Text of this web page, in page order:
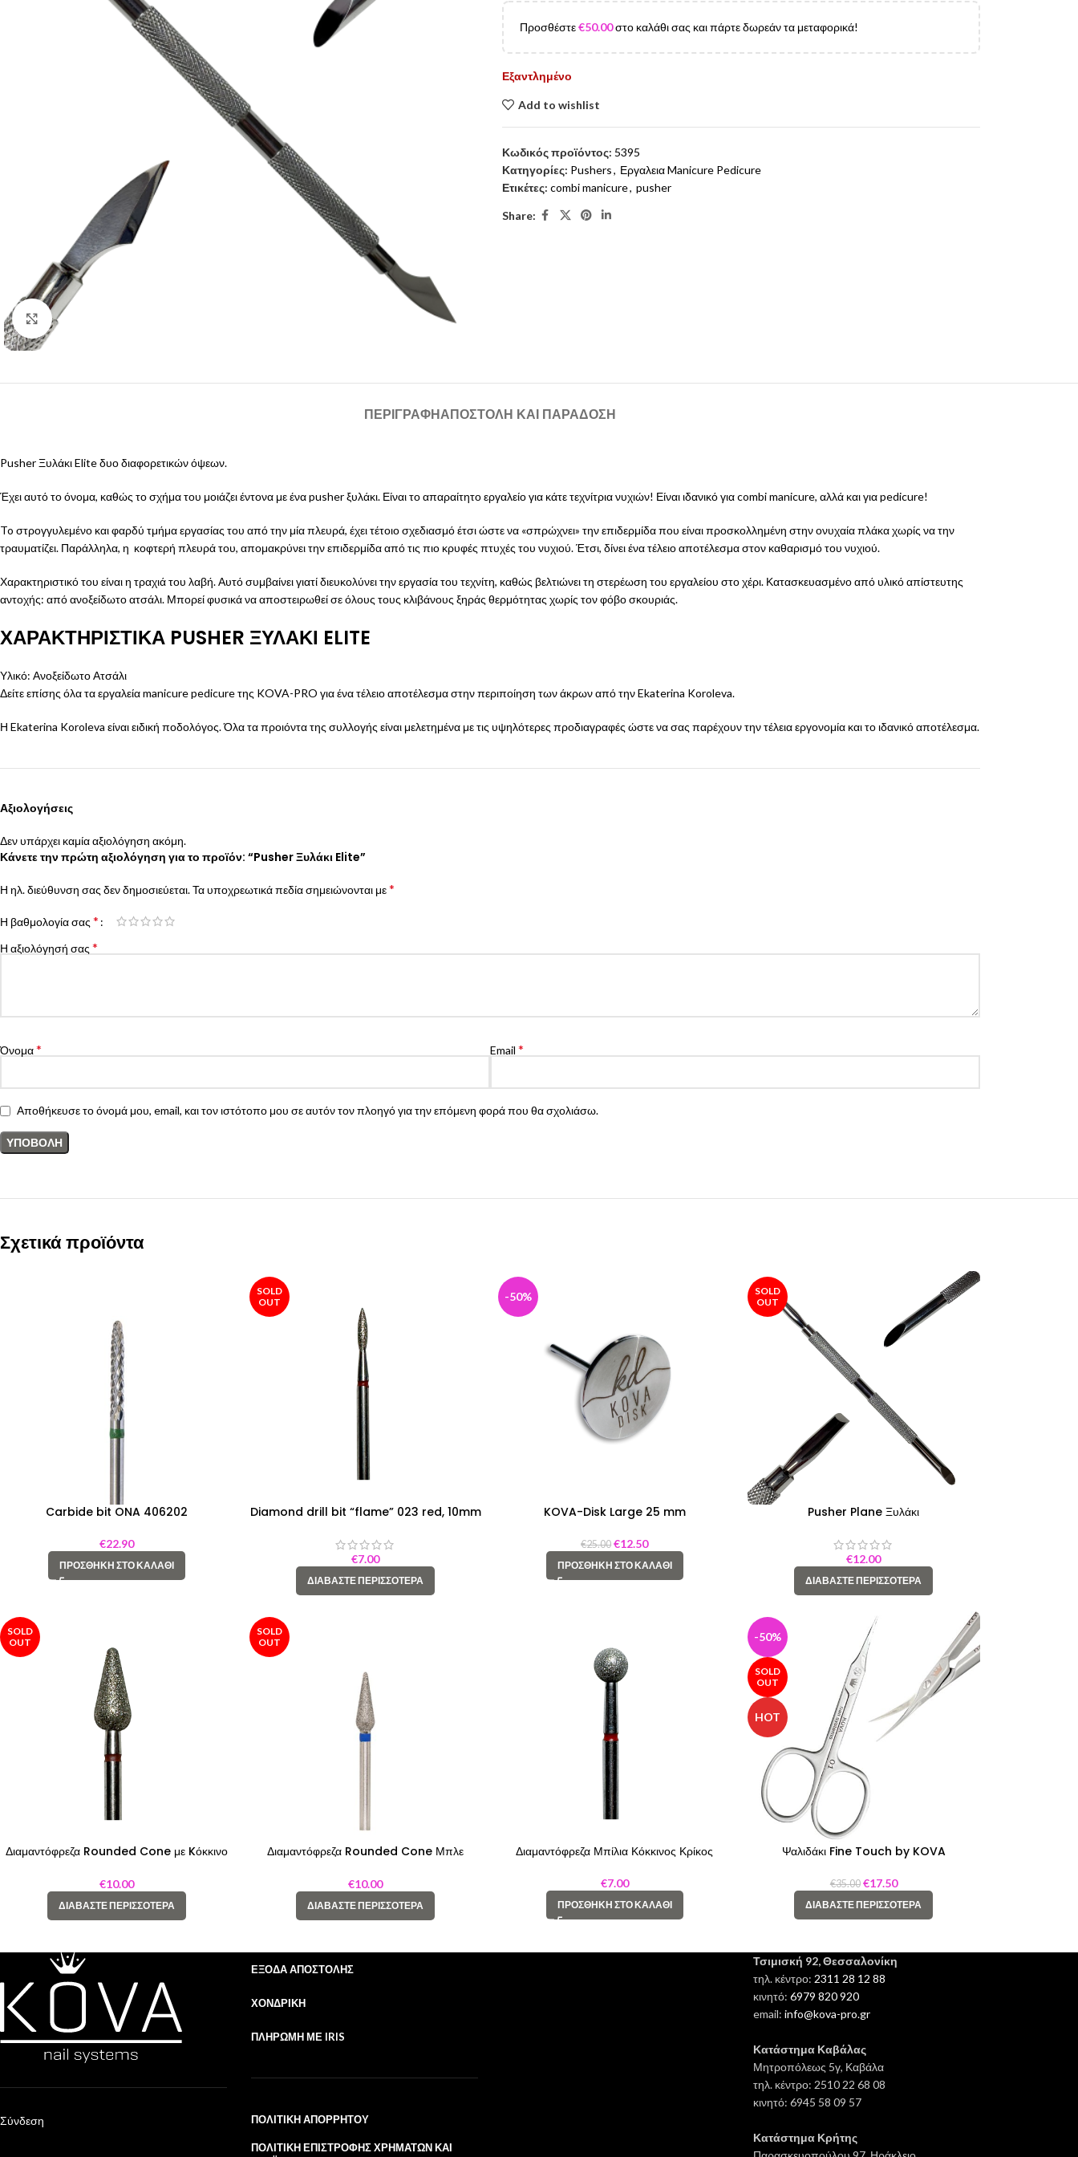
Click to enlarge
Προσθέστε€50.00στο καλάθι σας και πάρτε δωρεάν τα μεταφορικά!
Εξαντλημένο
Add to wishlist
Κωδικός προϊόντος: 5395
Κατηγορίες: Pushers, Εργαλεια Manicure Pedicure
Ετικέτες: combi manicure, pusher
Share:
ΠΕΡΙΓΡΑΦΉΑΠΟΣΤΟΛΉ ΚΑΙ ΠΑΡΆΔΟΣΗ
Pusher Ξυλάκι Elite δυο διαφορετικών όψεων.
Έχει αυτό το όνομα, καθώς το σχήμα του μοιάζει έντονα με ένα pusher ξυλάκι. Είναι το απαραίτητο εργαλείο για κάτε τεχνίτρια νυχιών! Είναι ιδανικό για combi manicure, αλλά και για pedicure!
To στρογγυλεμένο και φαρδύ τμήμα εργασίας του από την μία πλευρά, έχει τέτοιο σχεδιασμό έτσι ώστε να «σπρώχνει» την επιδερμίδα που είναι προσκολλημένη στην ονυχαία πλάκα χωρίς να την
τραυματίζει. Παράλληλα, η κοφτερή πλευρά του, απομακρύνει την επιδερμίδα από τις πιο κρυφές πτυχές του νυχιού. Έτσι, δίνει ένα τέλειο αποτέλεσμα στον καθαρισμό του νυχιού.
Χαρακτηριστικό του είναι η τραχιά του λαβή. Αυτό συμβαίνει γιατί διευκολύνει την εργασία του τεχνίτη, καθώς βελτιώνει τη στερέωση του εργαλείου στο χέρι. Κατασκευασμένο από υλικό απίστευτης
αντοχής: από ανοξείδωτο ατσάλι. Μπορεί φυσικά να αποστειρωθεί σε όλους τους κλιβάνους ξηράς θερμότητας χωρίς τον φόβο σκουριάς.
ΧΑΡΑΚΤΗΡΙΣΤΙΚΑ PUSHER ΞΥΛΑΚΙ ELITE
Υλικό: Ανοξείδωτο Ατσάλι
Δείτε επίσης όλα ταεργαλεία manicure pedicureτης KOVA-PRO για ένα τέλειο αποτέλεσμα στην περιποίηση των άκρων από την Ekaterina Koroleva.
Η Ekaterina Koroleva είναι ειδική ποδολόγος. Όλα τα προιόντα της συλλογής είναι μελετημένα με τις υψηλότερες προδιαγραφές ώστε να σας παρέχουν την τέλεια εργονομία και το ιδανικό αποτέλεσμα.
Αξιολογήσεις
Δεν υπάρχει καμία αξιολόγηση ακόμη.
Κάνετε την πρώτη αξιολόγηση για το προϊόν: “Pusher Ξυλάκι Elite”
Η ηλ. διεύθυνση σας δεν δημοσιεύεται.Τα υποχρεωτικά πεδία σημειώνονται με*
Η βαθμολογία σας *
Η αξιολόγησή σας *
Όνομα* Email *
Αποθήκευσε το όνομά μου, email, και τον ιστότοπο μου σε αυτόν τον πλοηγό για την επόμενη φορά που θα σχολιάσω.
Σχετικά προϊόντα
Carbide bit ONA 406202
€22.90
ΠΡΟΣΘΉΚΗ ΣΤΟ ΚΑΛΆΘΙ
SOLD
OUT
Diamond drill bit “flame” 023 red, 10mm
€7.00
ΔΙΑΒΆΣΤΕ ΠΕΡΙΣΣΌΤΕΡΑ
-50%
KOVA-Disk Large 25 mm
€25.00 €12.50
ΠΡΟΣΘΉΚΗ ΣΤΟ ΚΑΛΆΘΙ
SOLD
OUT
Pusher Plane Ξυλάκι
€12.00
ΔΙΑΒΆΣΤΕ ΠΕΡΙΣΣΌΤΕΡΑ
SOLD
OUT
Διαμαντόφρεζα Rounded Cone με Kόκκινο
€10.00
ΔΙΑΒΆΣΤΕ ΠΕΡΙΣΣΌΤΕΡΑ
SOLD
OUT
Διαμαντόφρεζα Rounded Cone Μπλε
€10.00
ΔΙΑΒΆΣΤΕ ΠΕΡΙΣΣΌΤΕΡΑ
Διαμαντόφρεζα Μπίλια Κόκκινος Κρίκος
€7.00
ΠΡΟΣΘΉΚΗ ΣΤΟ ΚΑΛΆΘΙ
-50%
SOLD
OUT
HOT
Ψαλιδάκι Fine Touch by KOVA
€35.00 €17.50
ΔΙΑΒΆΣΤΕ ΠΕΡΙΣΣΌΤΕΡΑ
Σύνδεση
ΈΞΟΔΑ ΑΠΟΣΤΟΛΉΣ
ΧΟΝΔΡΙΚΉ
ΠΛΗΡΩΜΉ ΜΕ IRIS
ΠΟΛΙΤΙΚΉ ΑΠΟΡΡΉΤΟΥ
ΠΟΛΙΤΙΚΉ ΕΠΙΣΤΡΟΦΉΣ ΧΡΗΜΆΤΩΝ ΚΑΙ
Τσιμισκή 92, Θεσσαλονίκη
τηλ. κέντρο: 2311 28 12 88
κινητό: 6979 820 920
email: info@kova-pro.gr
Κατάστημα Καβάλας
Μητροπόλεως 5γ, Καβάλα
τηλ. κέντρο: 2510 22 68 08
κινητό: 6945 58 09 57
Κατάστημα Κρήτης